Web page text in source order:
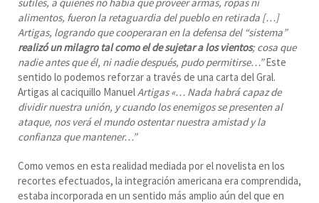
alimentos, fueron la retaguardia del pueblo en retirada […]
Artigas, logrando que cooperaran en la defensa del “sistema”
realizó un milagro tal como el de sujetar a los vientos; cosa que
nadie antes que él, ni nadie después, pudo permitirse…”Este
sentido lo podemos reforzar a través de una carta del Gral.
Artigas al caciquillo ManuelArtigas «… Nada habrá capaz de
dividir nuestra unión, y cuando los enemigos se presenten al
ataque, nos verá el mundo ostentar nuestra amistad y la
confianza que mantener…”
Como vemos en esta realidad mediada por el novelista en los
recortes efectuados, la integración americana era comprendida,
estaba incorporada en un sentido más amplio aún del que en